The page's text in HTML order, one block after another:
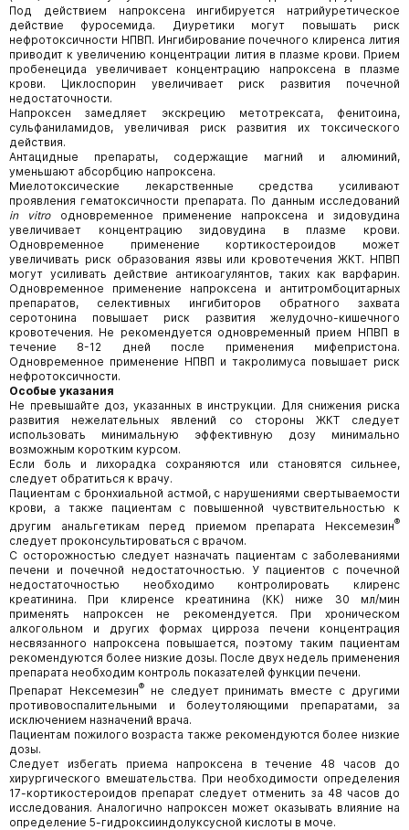
Под действием напроксена ингибируется натрийуретическое
действие фуросемида. Диуретики могут повышать риск
нефротоксичности НПВП. Ингибирование почечного клиренса лития
приводит к увеличению концентрации лития в плазме крови. Прием
пробенецида увеличивает концентрацию напроксена в плазме
крови. Циклоспорин увеличивает риск развития почечной
недостаточности.
Напроксен замедляет экскрецию метотрексата, фенитоина,
сульфаниламидов, увеличивая риск развития их токсического
действия.
Антацидные препараты, содержащие магний и алюминий,
уменьшают абсорбцию напроксена.
Миелотоксические лекарственные средства усиливают
проявления гематоксичности препарата. По данным исследований
in
vitroодновременное применение напроксена и зидовудина
увеличивает концентрацию зидовудина в плазме крови.
Одновременное применение кортикостероидов может
увеличивать риск образования язвы или кровотечения ЖКТ. НПВП
могут усиливать действие антикоагулянтов, таких как варфарин.
Одновременное применение напроксена и антитромбоцитарных
препаратов, селективных ингибиторов обратного захвата
серотонина повышает риск развития желудочно-кишечного
кровотечения. Не рекомендуется одновременный прием НПВП в
течение 8-12 дней после применения мифепристона.
Одновременное применение НПВП и такролимуса повышает риск
нефротоксичности.
Особые указания
Не превышайте доз, указанных в инструкции. Для снижения риска
развития нежелательных явлений со стороны ЖКТ следует
использовать минимальную эффективную дозу минимально
возможным коротким курсом.
Если боль и лихорадка сохраняются или становятся сильнее,
следует обратиться к врачу.
Пациентам с бронхиальной астмой, с нарушениями свертываемости
крови, а также пациентам с повышенной чувствительностью к
другим анальгетикам перед приемом препарата Нексемезин®
следует проконсультироваться с врачом.
С осторожностью следует назначать пациентам с заболеваниями
печени и почечной недостаточностью. У пациентов с почечной
недостаточностью необходимо контролировать клиренс
креатинина. При клиренсе креатинина (КК) ниже 30 мл/мин
применять напроксен не рекомендуется. При хроническом
алкогольном и других формах цирроза печени концентрация
несвязанного напроксена повышается, поэтому таким пациентам
рекомендуются более низкие дозы. После двух недель применения
препарата необходим контроль показателей функции печени.
Препарат Нексемезин®не следует принимать вместе с другими
противовоспалительными и болеутоляющими препаратами, за
исключением назначений врача.
Пациентам пожилого возраста также рекомендуются более низкие
дозы.
Следует избегать приема напроксена в течение 48 часов до
хирургического вмешательства. При необходимости определения
17-кортикостероидов препарат следует отменить за 48 часов до
исследования. Аналогично напроксен может оказывать влияние на
определение 5-гидроксииндолуксусной кислоты в моче.